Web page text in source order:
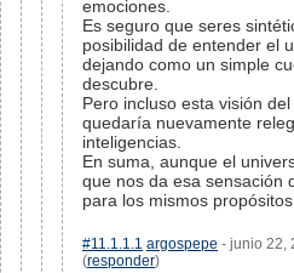
emociones.
Es seguro que seres
posibilidad de entender el
dejando como un simple
descubre.
Pero incluso esta visión
quedaría nuevamente
inteligencias.
En suma, aunque el
que nos da esa sensación
para los mismos
#11.1.1.1 argospepe - junio 22,
(responder)